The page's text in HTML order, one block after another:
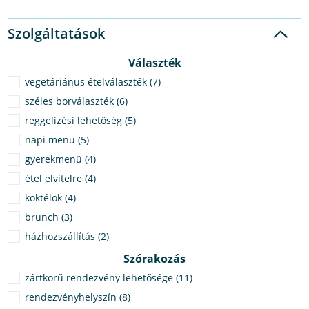
Szolgáltatások
Választék
vegetáriánus ételválaszték (7)
széles borválaszték (6)
reggelizési lehetőség (5)
napi menü (5)
gyerekmenü (4)
étel elvitelre (4)
koktélok (4)
brunch (3)
házhozszállítás (2)
Szórakozás
zártkörű rendezvény lehetősége (11)
rendezvényhelyszín (8)